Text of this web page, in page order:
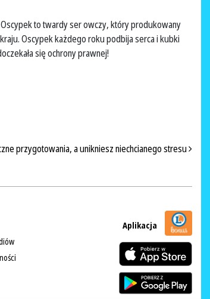
to twardy ser owczy, który produkowany
Oscypek każdego roku podbija serca i kubki
się ochrony prawnej!
przygotowania, a unikniesz niechcianego stresu
Aplikacja